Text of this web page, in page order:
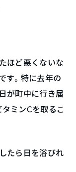
ほど悪くないな
す。特に去年の
が町中に行き届
ミンCを取るこ
たら日を浴びれ